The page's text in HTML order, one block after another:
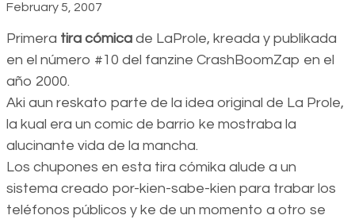
February 5, 2007
Primera tira cómica de LaProle, kreada y publikada
en el número #10 del fanzine CrashBoomZap en el
año 2000.
Aki aun reskato parte de la idea original de La Prole,
la kual era un comic de barrio ke mostraba la
alucinante vida de la mancha.
Los chupones en esta tira cómika alude a un
sistema creado por-kien-sabe-kien para trabar los
teléfonos públicos y ke de un momento a otro se